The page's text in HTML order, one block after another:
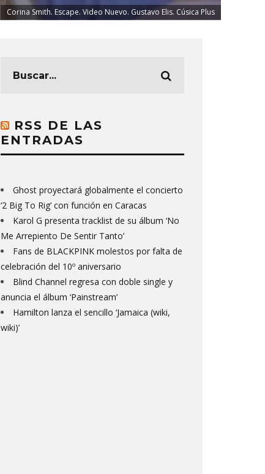
Corina Smith. Escape. Video Nuevo. Gustavo Elis. Cúsica Plus
RSS DE LAS
ENTRADAS
Ghost proyectará globalmente el concierto
‘2 Big To Rig’ con función en Caracas
Karol G presenta tracklist de su álbum ‘No
Me Arrepiento De Sentir Tanto’
Fans de BLACKPINK molestos por falta de
celebración del 10º aniversario
Blind Channel regresa con doble single y
anuncia el álbum ‘Painstream’
Hamilton lanza el sencillo ‘Jamaica (wiki,
wiki)’